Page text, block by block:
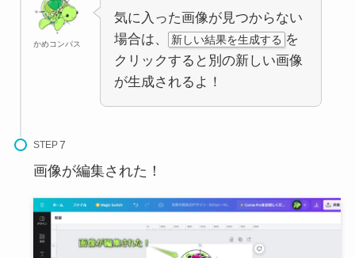
かめコンパス
気に入った画像が見つからない
場合は、
新しい結果を生成する を
クリックすると別の新しい画像
が生成されるよ！
STEP
画像が編集された！